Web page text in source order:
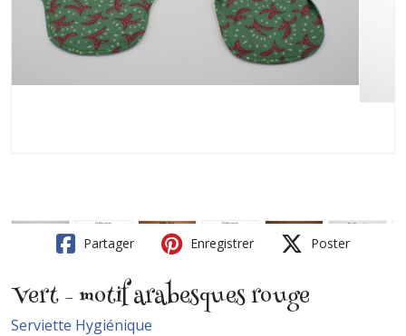
Partager Enregistrer Poster
Vert - motif arabesques rouge
Serviette Hygiénique